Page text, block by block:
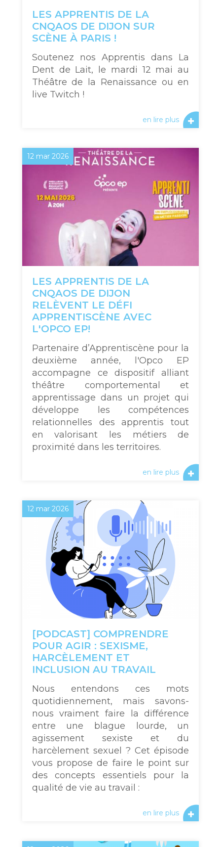
LES APPRENTIS DE LA
CNQAOS DE DIJON SUR
SCÈNE À PARIS !
Soutenez nos Apprentis dans La
Dent de Lait, le mardi 12 mai au
Théâtre de la Renaissance ou en
live Twitch !
en lire plus
12 mar 2026
LES APPRENTIS DE LA
CNQAOS DE DIJON
RELÈVENT LE DÉFI
APPRENTISCÈNE AVEC
L'OPCO EP!
Partenaire d’Apprentiscène pour la
deuxième année, l'Opco EP
accompagne ce dispositif alliant
théâtre comportemental et
apprentissage dans un projet qui
développe les compétences
relationnelles des apprentis tout
en valorisant les métiers de
proximité dans les territoires.
en lire plus
12 mar 2026
[PODCAST] COMPRENDRE
POUR AGIR : SEXISME,
HARCÈLEMENT ET
INCLUSION AU TRAVAIL
Nous entendons ces mots
quotidiennement, mais savons-
nous vraiment faire la différence
entre une blague lourde, un
agissement sexiste et du
harcèlement sexuel ? Cet épisode
vous propose de faire le point sur
des concepts essentiels pour la
qualité de vie au travail :
en lire plus